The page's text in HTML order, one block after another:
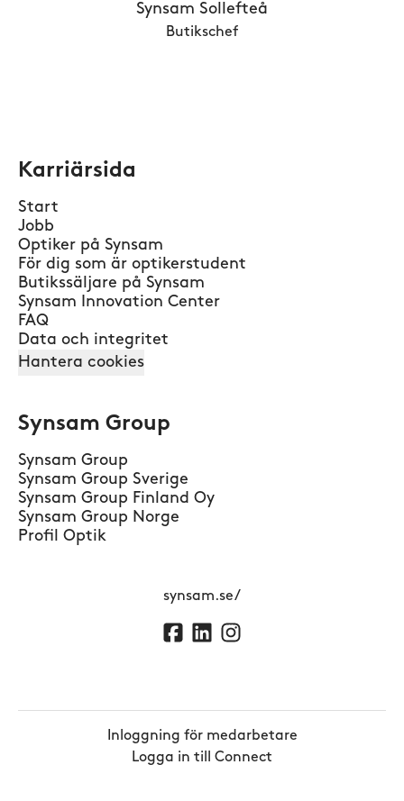
Synsam Sollefteå
Butikschef
Karriärsida
Start
Jobb
Optiker på Synsam
För dig som är optikerstudent
Butikssäljare på Synsam
Synsam Innovation Center
FAQ
Data och integritet
Hantera cookies
Synsam Group
Synsam Group
Synsam Group Sverige
Synsam Group Finland Oy
Synsam Group Norge
Profil Optik
synsam.se/
Inloggning för medarbetare
Logga in till Connect